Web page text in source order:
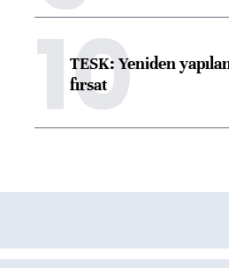
10
TESK: Yeniden
fırsat